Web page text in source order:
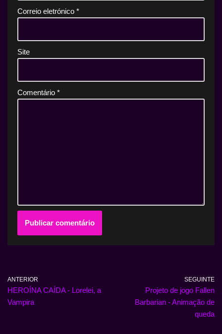
Correio eletrónico *
Site
Comentário *
ANTERIOR
HEROÍNA CAÍDA - Lorelei, a
Vampira
SEGUINTE
Projeto de jogo Fallen
Barbarian - Animação de
queda